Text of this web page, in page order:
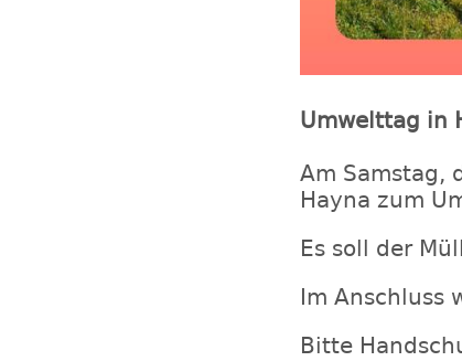
Umwelttag in
Am Samstag,
Hayna zum
Es soll der
Im Anschluss
Bitte